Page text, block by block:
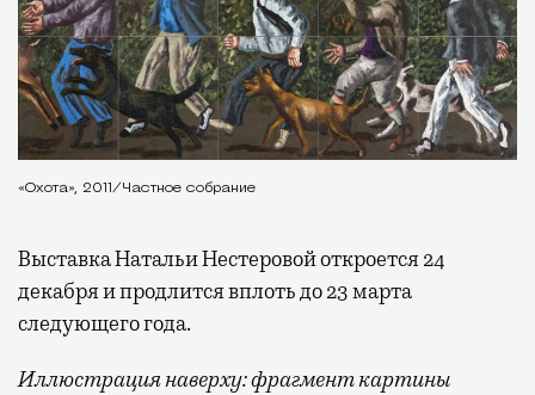
«Охота», 2011/Частное собрание
Выставка Натальи Нестеровой откроется 24
декабря и продлится вплоть до 23 марта
следующего года.
Иллюстрация наверху: фрагмент картины